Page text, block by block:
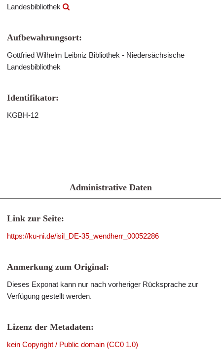
Landesbibliothek
Aufbewahrungsort:
Gottfried Wilhelm Leibniz Bibliothek - Niedersächsische
Landesbibliothek
Identifikator:
KGBH-12
Administrative Daten
Link zur Seite:
https://ku-ni.de/isil_DE-35_wendherr_00052286
Anmerkung zum Original:
Dieses Exponat kann nur nach vorheriger Rücksprache zur
Verfügung gestellt werden.
Lizenz der Metadaten:
kein Copyright / Public domain (CC0 1.0)